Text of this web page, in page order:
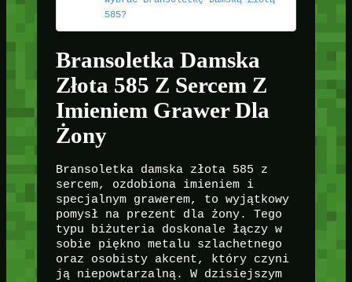
585?
Bransoletka Damska
Złota 585 Z Sercem Z
Imieniem Grawer Dla
Żony
Bransoletka damska złota 585 z
sercem, ozdobiona imieniem i
specjalnym grawerem, to wyjątkowy
pomysł na prezent dla żony. Tego
typu biżuteria doskonale łączy w
sobie piękno metalu szlachetnego
oraz osobisty akcent, który czyni
ją niepowtarzalną. W dzisiejszym